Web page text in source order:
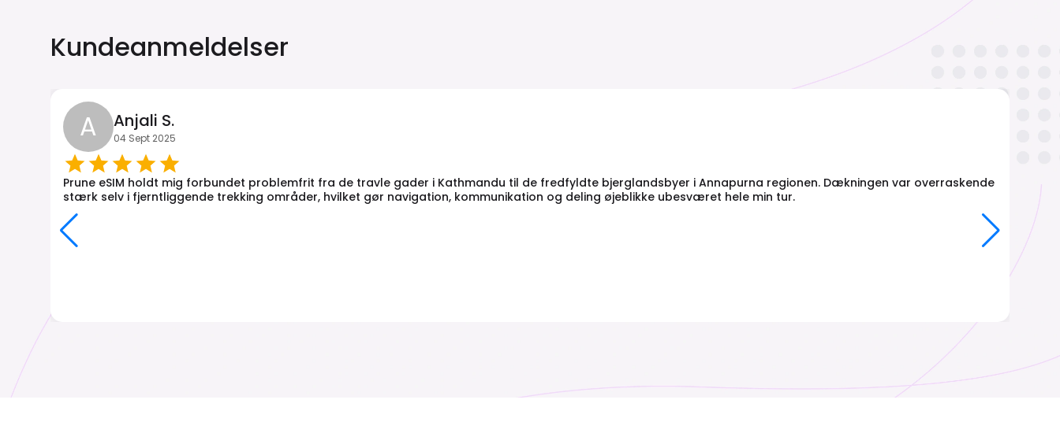
Kundeanmeldelser
A Anjali S.
04 Sept 2025
Prune eSIM holdt mig forbundet problemfrit fra de travle gader i Kathmandu til de fredfyldte bjerglandsbyer i Annapurna regionen. Dækningen var overraskende
stærk selv i fjerntliggende trekking områder, hvilket gør navigation, kommunikation og deling øjeblikke ubesværet hele min tur.